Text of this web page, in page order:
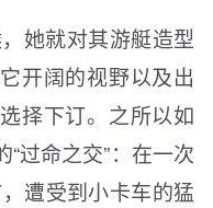
她就对其游艇造型
开阔的视野以及出
择下订。之所以如
过命之交”：在一次
遭受到小卡车的猛